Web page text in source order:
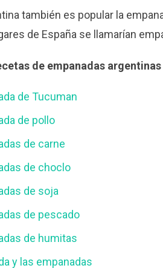
también es popular la
de España se llamarían
de empanadas argentinas
de Tucuman
de pollo
de carne
de choclo
de soja
de pescado
de humitas
y las empanadas